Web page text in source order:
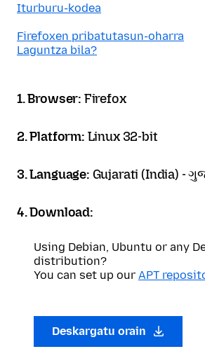
Iturburu-kodea
Firefoxen pribatutasun-oharra
Laguntza bila?
1. Browser: Firefox
2. Platform: Linux 32-bit
3. Language: Gujarati (India) -
4. Download:
Using Debian, Ubuntu or any
distribution?
You can set up our APT
Deskargatu orain